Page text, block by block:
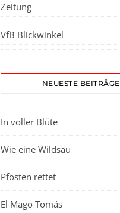
Zeitung
VfB Blickwinkel
NEUESTE BEITRÄGE
In voller Blüte
Wie eine Wildsau
Pfosten rettet
El Mago Tomás